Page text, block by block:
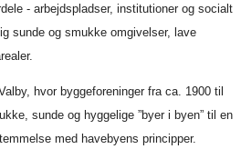
- arbejdspladser, institutioner og socialt
sunde og smukke omgivelser, lave
hvor byggeforeninger fra ca. 1900 til
sunde og hyggelige ”byer i byen” til en
med havebyens principper.